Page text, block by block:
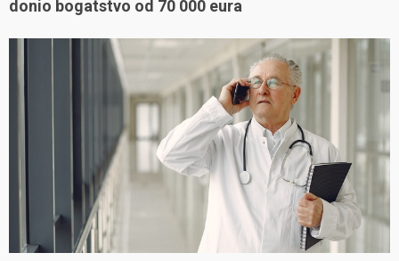
donio bogatstvo od 70 000 eura